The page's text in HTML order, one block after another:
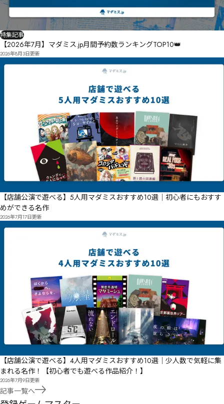
特集記事
【2026年7月】マダミス.jp月間予約数ランキングTOP10👑
2026年8月3日更新
【店舗公演で遊べる】5人用マダミスおすすめ10選｜初心者にもおすす
めができる名作
2026年7月17日更新
【店舗公演で遊べる】4人用マダミスおすすめ10選｜少人数で気軽に集
まれる名作！【初心者でも遊べる作品紹介！】
2026年7月9日更新
記事一覧へ